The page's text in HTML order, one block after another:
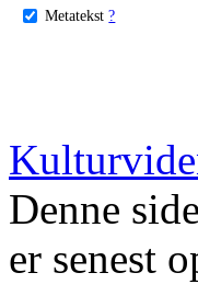
Metatekst ?
Denne
er senest